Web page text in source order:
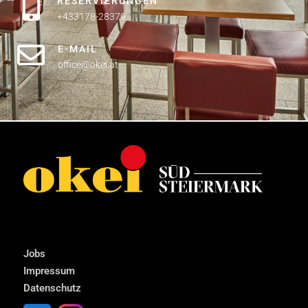
+433178-28379
E-MAIL
office@okei.at
Jobs
Impressum
Datenschutz